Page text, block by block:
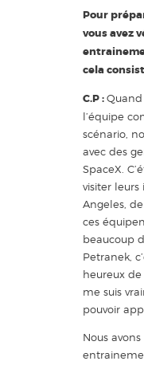
Pour
vous avez
cela
C.P :
l’équipe
scénario,
avec des
SpaceX.
visiter leurs
Angeles,
ces
beaucoup
Petranek,
heureux de
me suis
pouvoir
Nous avons